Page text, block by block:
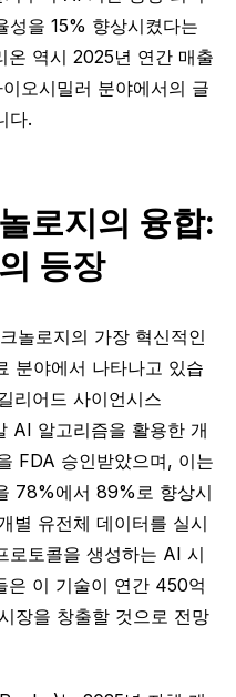
성을 15% 향상시켰다는
온 역시 2025년 연간 매출
오시밀러 분야에서의 글
다.
로지의 융합:
등장
놀로지의 가장 혁신적인
분야에서 나타나고 있습
리어드 사이언시스
AI 알고리즘을 활용한 개
FDA 승인받았으며, 이는
78%에서 89%로 향상시
별 유전체 데이터를 실시
로토콜을 생성하는 AI 시
은 이 기술이 연간 450억
장을 창출할 것으로 전망